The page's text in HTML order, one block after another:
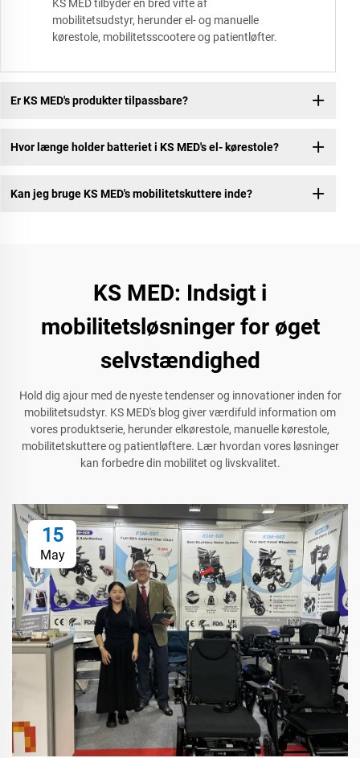
KS MED tilbyder en bred vifte af
mobilitetsudstyr, herunder el- og manuelle
kørestole, mobilitetsscootere og patientløfter.
Er KS MED's produkter tilpassbare?
Hvor længe holder batteriet i KS MED's el- kørestole?
Kan jeg bruge KS MED's mobilitetskuttere inde?
KS MED: Indsigt i
mobilitetsløsninger for øget
selvstændighed
Hold dig ajour med de nyeste tendenser og innovationer inden for
mobilitetsudstyr. KS MED's blog giver værdifuld information om
vores produktserie, herunder elkørestole, manuelle kørestole,
mobilitetskuttere og patientløftere. Lær hvordan vores løsninger
kan forbedre din mobilitet og livskvalitet.
15
May